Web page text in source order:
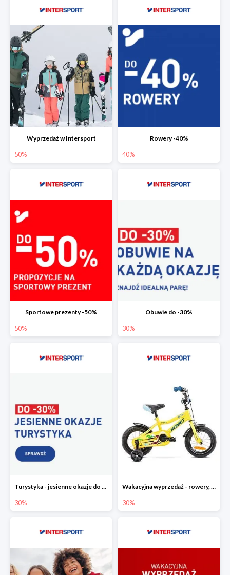
Wyprzedaż w Intersport
50%
Rowery -40%
40%
Sportowe prezenty -50%
50%
Obuwie do -30%
30%
Turystyka - jesienne okazje do -30%
30%
Wakacyjna wyprzedaż - rowery, odzież i akcesoria rowerowe w Intersport do -30%
30%